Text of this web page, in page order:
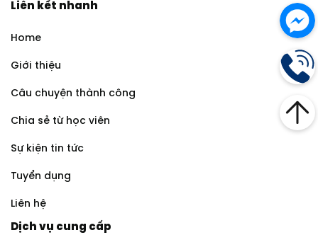
Liên kết nhanh
Home
Giới thiệu
Câu chuyện thành công
Chia sẻ từ học viên
Sự kiện tin tức
Tuyển dụng
Liên hệ
Dịch vụ cung cấp